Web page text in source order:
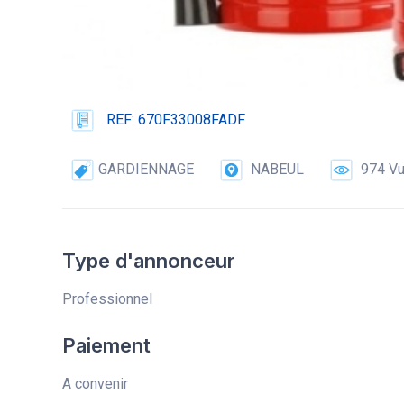
REF: 670F33008FADF
GARDIENNAGE NABEUL 974
Type d'annonceur
Professionnel
Paiement
A convenir